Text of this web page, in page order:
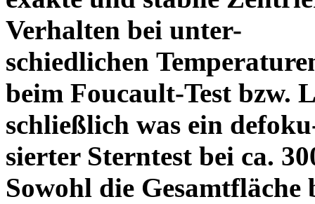
Verhalten bei unter-
schiedlichen
beim Foucault-Test bzw.
schließlich was ein
sierter Sterntest bei ca.
Sowohl die